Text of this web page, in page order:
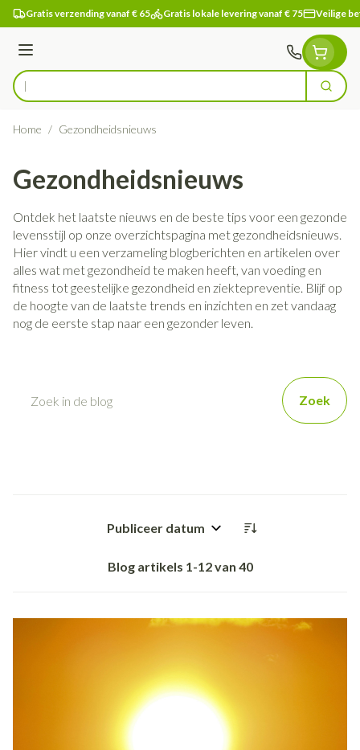
Ga naar de inhoud
Gratis verzending vanaf € 65 Gratis lokale levering vanaf € 75 Veilige
Menu
Product, merk, categorie... Zoek
Home / Gezondheidsnieuws
Gezondheidsnieuws
Ontdek het laatste nieuws en de beste tips voor een gezonde
levensstijl op onze overzichtspagina met gezondheidsnieuws.
Hier vindt u een verzameling blogberichten en artikelen over
alles wat met gezondheid te maken heeft, van voeding en
fitness tot geestelijke gezondheid en ziektepreventie. Blijf op
de hoogte van de laatste trends en inzichten en zet vandaag
nog de eerste stap naar een gezonder leven.
Zoek
Blog artikels 1-12van 40